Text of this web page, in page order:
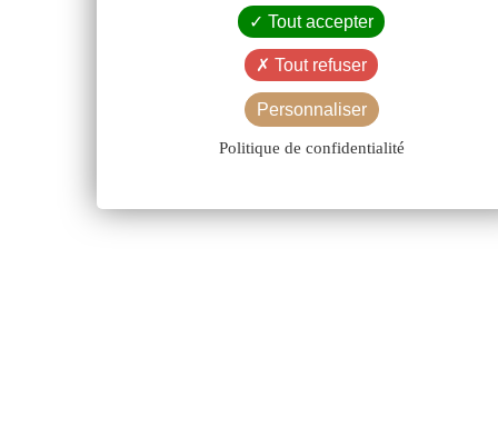
Tout accepter
Tout refuser
Personnaliser
Politique de confidentialité